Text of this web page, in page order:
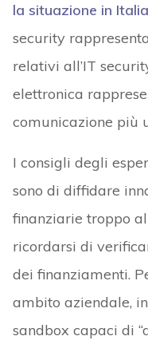
la situazione in Italia
security
relativi all’IT
elettronica
comunicazione più
I consigli degli
sono di diffidare
finanziarie troppo
ricordarsi di
dei finanziamenti.
ambito aziendale,
sandbox capaci di